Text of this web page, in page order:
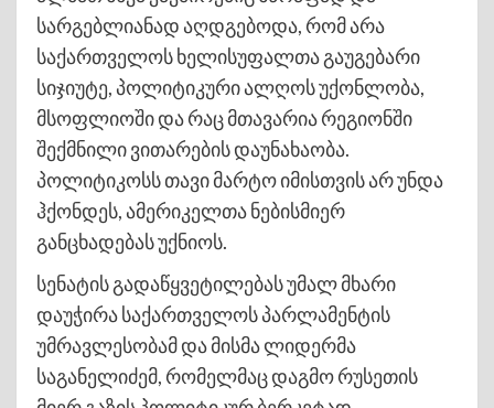
სარგებლიანად აღდგებოდა, რომ არა
საქართველოს ხელისუფალთა გაუგებარი
სიჯიუტე, პოლიტიკური ალღოს უქონლობა,
მსოფლიოში და რაც მთავარია რეგიონში
შექმნილი ვითარების დაუნახაობა.
პოლიტიკოსს თავი მარტო იმისთვის არ უნდა
ჰქონდეს, ამერიკელთა ნებისმიერ
განცხადებას უქნიოს.
სენატის გადაწყვეტილებას უმალ მხარი
დაუჭირა საქართველოს პარლამენტის
უმრავლესობამ და მისმა ლიდერმა
საგანელიძემ, რომელმაც დაგმო რუსეთის